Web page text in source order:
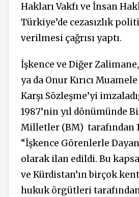
Hakları Vakfı ve İnsan
Türkiye’de cezasızlık
verilmesi çağrısı yaptı.
İşkence ve Diğer Zalimane,
ya da Onur Kırıcı
Karşı Sözleşme’yi
1987’nin yıl dönümünde
Milletler (BM) tarafından
“İşkence Görenlerle
olarak ilan edildi. Bu
ve Kürdistan’ın birçok
hukuk örgütleri